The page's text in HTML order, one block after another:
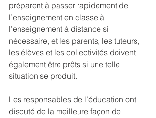
préparent à passer rapidement de
l’enseignement en classe à
l’enseignement à distance si
nécessaire, et les parents, les tuteurs,
les élèves et les collectivités doivent
également être prêts si une telle
situation se produit.
Les responsables de l’éducation ont
discuté de la meilleure façon de